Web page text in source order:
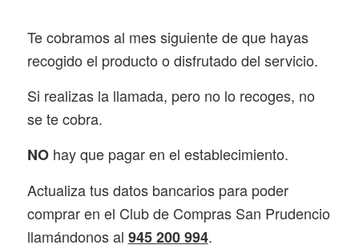
Te cobramos al mes siguiente de que hayas
recogido el producto o disfrutado del servicio.
Si realizas la llamada, pero no lo recoges, no
se te cobra.
NOhay que pagar en el establecimiento.
Actualiza tus datos bancarios para poder
comprar en el Club de Compras San Prudencio
llamándonos al 945 200 994.